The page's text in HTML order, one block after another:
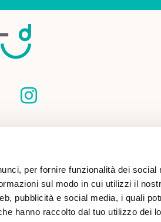
per fornire funzionalità dei social
sul modo in cui utilizzi il
pubblicità e social media, i quali
hanno raccolto dal tuo utilizzo dei